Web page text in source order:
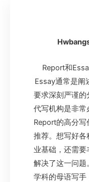
Report和
Essay通常是阐
要求深刻严谨
代写机构是非常
Report的高分
推荐。想写好
业基础，还需
解决了这一问题
学科的母语写手